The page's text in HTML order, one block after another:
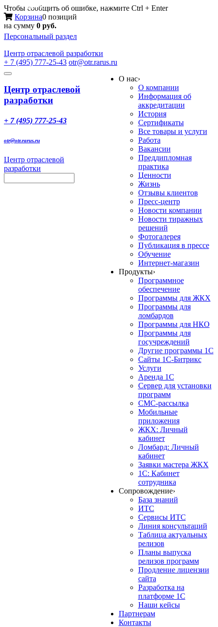
Чтобы сообщить об ошибке, нажмите Ctrl + Enter
Корзина0 позиций
на сумму 0 руб.
Персональный раздел
Центр отраслевой разработки
+ 7 (495) 777-25-43 otr@otr.rarus.ru
Toggle
Меню
Центр отраслевой
разработки
+ 7 (495) 777-25-43
otr@otr.rarus.ru
Центр отраслевой
разработки
О нас›
О компании
Информация об
аккредитации
История
Сертификаты
Все товары и услуги
Работа
Вакансии
Преддипломная
практика
Ценности
Жизнь
Отзывы клиентов
Пресс-центр
Новости компании
Новости тиражных
решений
Фотогалерея
Публикация в прессе
Обучение
Интернет-магазин
Продукты›
Программное
обеспечение
Программы для ЖКХ
Программы для
ломбардов
Программы для НКО
Программы для
госучреждений
Другие программы 1С
Сайты 1С-Битрикс
Услуги
Аренда 1С
Сервер для установки
программ
СМС-рассылка
Мобильные
приложения
ЖКХ: Личный
кабинет
Ломбард: Личный
кабинет
Заявки мастера ЖКХ
1С: Кабинет
сотрудника
Сопровождение›
База знаний
ИТС
Сервисы ИТС
Линия консультаций
Таблица актуальных
релизов
Планы выпуска
релизов программ
Продление лицензии
сайта
Разработка на
платформе 1С
Наши кейсы
Партнерам
Контакты